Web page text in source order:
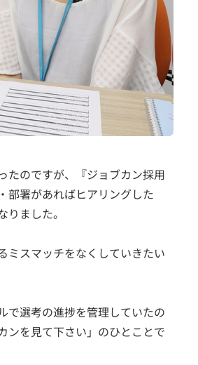
たのですが、『ジョブカン採用
部署があればヒアリングした
ました。
ミスマッチをなくしていきたい
で選考の進捗を管理していたの
ンを見て下さい」のひとことで